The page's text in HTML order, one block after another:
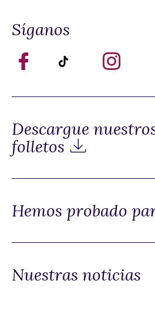
Síganos
Descargue
folletos
Hemos probado
Nuestras noticias